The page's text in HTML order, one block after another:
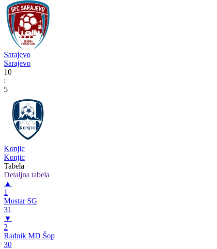
Sarajevo
Sarajevo
10
:
5
Konjic
Konjic
Tabela
Detaljna tabela
▲
1
Mostar SG
31
▼
2
Radnik MD Šop
30